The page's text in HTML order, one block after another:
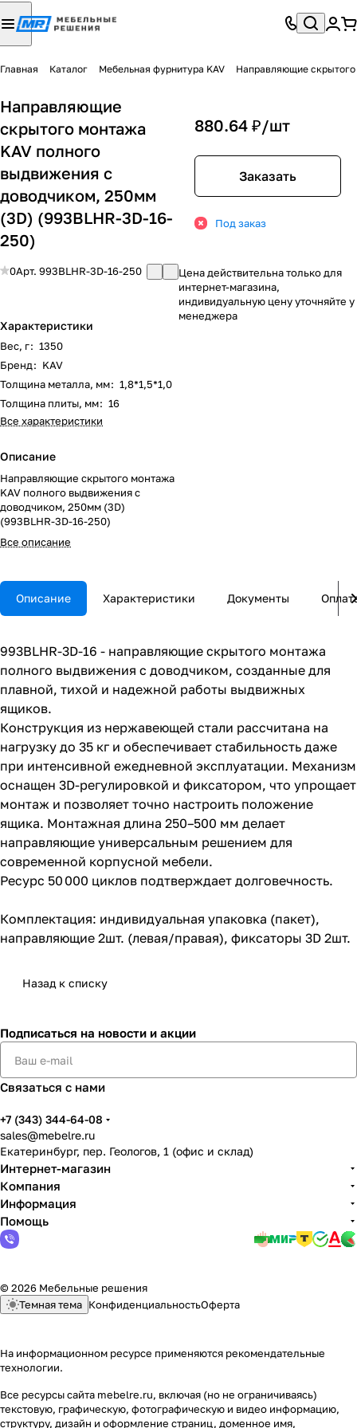
Главная Каталог Мебельная фурнитура KAV Направляющие
Направляющие
скрытого монтажа
KAV полного
выдвижения с
доводчиком, 250мм
(3D) (993BLHR-3D-16-
250)
0Арт. 993BLHR-3D-16-250
Характеристики
Вес, г: 1350
Бренд: KAV
Толщина металла, мм: 1,8*1,5*1,0
Толщина плиты, мм: 16
Все характеристики
Описание
Направляющие скрытого монтажа
KAV полного выдвижения с
доводчиком, 250мм (3D)
(993BLHR-3D-16-250)
Все описание
880.64 ₽/шт
Заказать
Под заказ
Цена действительна только для
интернет-магазина,
индивидуальную цену уточняйте у
менеджера
Описание Характеристики Документы
993BLHR-3D-16 - направляющие скрытого монтажа
полного выдвижения с доводчиком, созданные для
плавной, тихой и надежной работы выдвижных
ящиков.
Конструкция из нержавеющей стали рассчитана на
нагрузку до 35 кг и обеспечивает стабильность даже
при интенсивной ежедневной эксплуатации. Механизм
оснащен 3D-регулировкой и фиксатором, что упрощает
монтаж и позволяет точно настроить положение
ящика. Монтажная длина 250–500 мм делает
направляющие универсальным решением для
современной корпусной мебели.
Ресурс 50 000 циклов подтверждает долговечность.
Комплектация: индивидуальная упаковка (пакет),
направляющие 2шт. (левая/правая), фиксаторы 3D 2шт.
Назад к списку
Подписаться на новости и акции
Связаться с нами
+7 (343) 344-64-08
sales@mebelre.ru
Екатеринбург, пер. Геологов, 1 (офис и склад)
Интернет-магазин
Компания
Информация
Помощь
© 2026 Мебельные решения
Темная тема КонфиденциальностьОферта
На информационном ресурсе применяются рекомендательные
технологии.
Все ресурсы сайта mebelre.ru, включая (но не ограничиваясь)
текстовую, графическую, фотографическую и видео информацию,
структуру, дизайн и оформление страниц, доменное имя,